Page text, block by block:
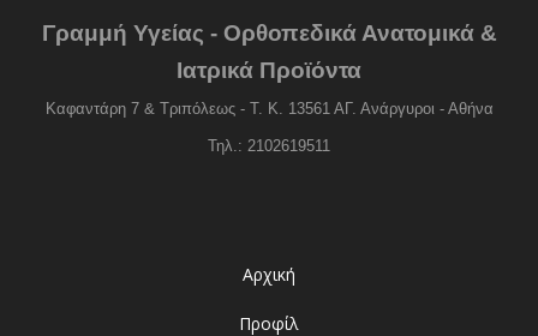
Γραμμή Υγείας - Ορθοπεδικά Ανατομικά &
Ιατρικά Προϊόντα
Καφαντάρη 7 & Τριπόλεως - Τ. Κ. 13561 ΑΓ. Ανάργυροι - Αθήνα
Τηλ.: 2102619511
Αρχική
Προφίλ